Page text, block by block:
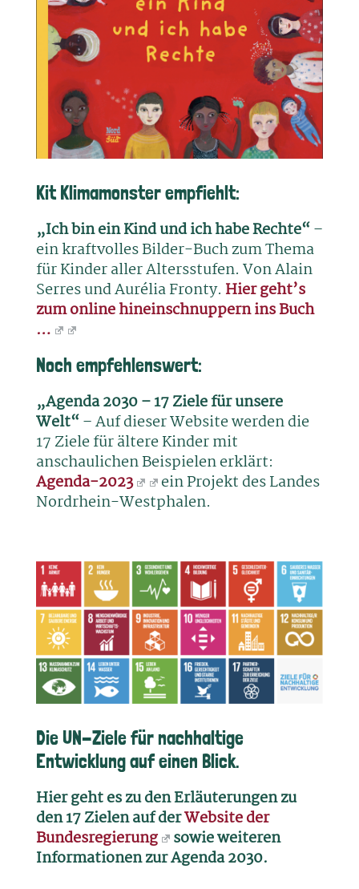
Kit Klimamonster empfiehlt:
„Ich bin ein Kind und ich habe Rechte“–
ein kraftvolles Bilder-Buch zum Thema
für Kinder aller Altersstufen. Von Alain
Serres und Aurélia Fronty. Hier geht’s
zum online hineinschnuppern ins Buch
…
Noch empfehlenswert:
„Agenda 2030 – 17 Ziele für unsere
Welt“– Auf dieser Website werden die
17 Ziele für ältere Kinder mit
anschaulichen Beispielen erklärt:
Agenda-2023
ein Projekt des Landes
Nordrhein-Westphalen.
Die UN-Ziele für nachhaltige
Entwicklung auf einen Blick.
Hier geht es zu den Erläuterungen zu
den 17 Zielen auf derWebsite der
Bundesregierung
sowie weiteren
Informationen zur Agenda 2030.